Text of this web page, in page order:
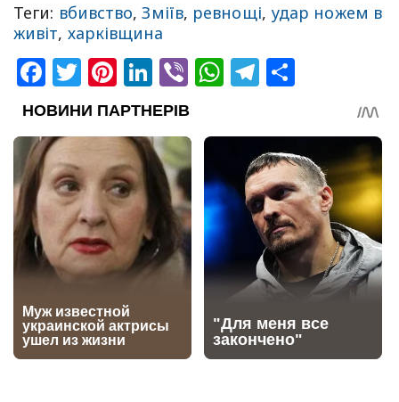
Теги: вбивство,Зміїв, ревнощі, удар ножем в
живіт, харківщина
Facebook
Twitter
Pinterest
LinkedIn
ViberWhatsApp
Telegram